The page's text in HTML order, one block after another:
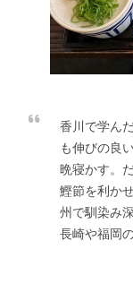
香川で学ん
も伸びの良
晩寝かす。
鰹節を利か
州で馴染み
長崎や福岡